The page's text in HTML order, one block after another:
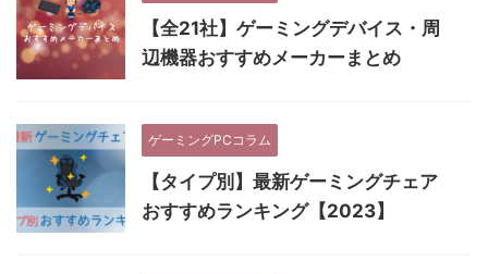
【全21社】ゲーミングデバイス・周
辺機器おすすめメーカーまとめ
ゲーミングPCコラム
【タイプ別】最新ゲーミングチェア
おすすめランキング【2023】